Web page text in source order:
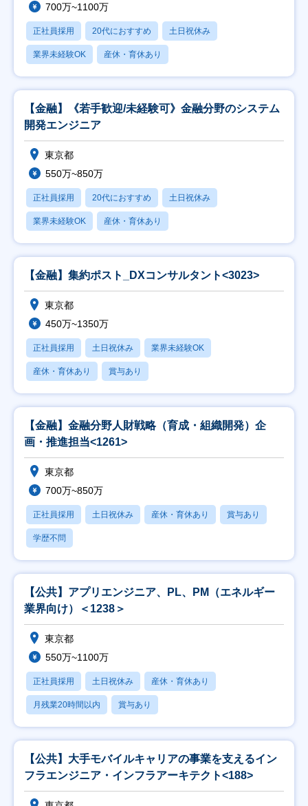
700万~1100万
正社員採用 20代におすすめ 土日祝休み
業界未経験OK 産休・育休あり
【金融】《若手歓迎/未経験可》金融分野のシステム
開発エンジニア
東京都
550万~850万
正社員採用 20代におすすめ 土日祝休み
業界未経験OK 産休・育休あり
【金融】集約ポスト_DXコンサルタント<3023>
東京都
450万~1350万
正社員採用 土日祝休み 業界未経験OK
産休・育休あり 賞与あり
【金融】金融分野人財戦略（育成・組織開発）企
画・推進担当<1261>
東京都
700万~850万
正社員採用 土日祝休み 産休・育休あり 賞与あり
学歴不問
【公共】アプリエンジニア、PL、PM（エネルギー
業界向け）＜1238＞
東京都
550万~1100万
正社員採用 土日祝休み 産休・育休あり
月残業20時間以内 賞与あり
【公共】大手モバイルキャリアの事業を支えるイン
フラエンジニア・インフラアーキテクト<188>